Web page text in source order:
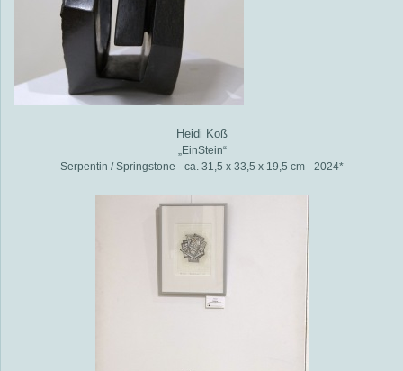
Heidi Koß
„EinStein“
Serpentin / Springstone - ca. 31,5 x 33,5 x 19,5 cm - 2024*